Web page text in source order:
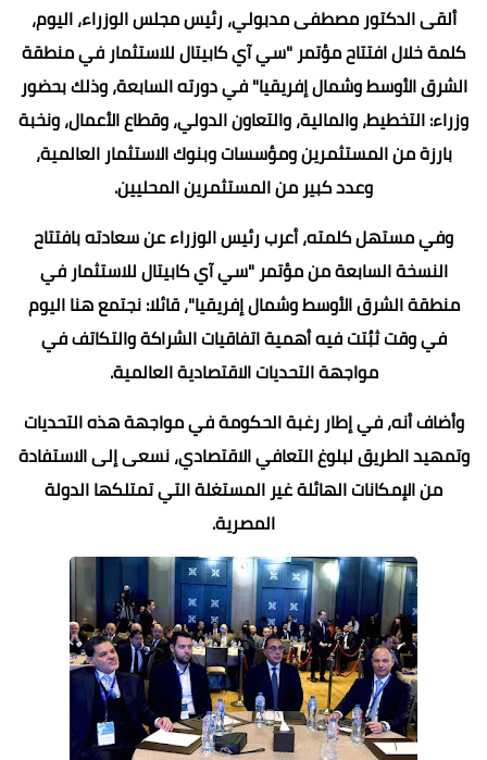
ألقى الدكتور مصطفى مدبولي، رئيس مجلس الوزراء، اليوم،
كلمة خلال افتتاح مؤتمر "سي آي كابيتال للاستثمار في منطقة
الشرق الأوسط وشمال إفريقيا" في دورته السابعة، وذلك بحضور
وزراء: التخطيط، والمالية، والتعاون الدولي، وقطاع الأعمال، ونخبة
بارزة من المستثمرين ومؤسسات وبنوك الاستثمار العالمية،
وعدد كبير من المستثمرين المحليين.
وفي مستهل كلمته، أعرب رئيس الوزراء عن سعادته بافتتاح
النسخة السابعة من مؤتمر "سي آي كابيتال للاستثمار في
منطقة الشرق الأوسط وشمال إفريقيا"، قائلا: نجتمع هنا اليوم
في وقت ثبُتت فيه أهمية اتفاقيات الشراكة والتكاتف في
مواجهة التحديات الاقتصادية العالمية.
وأضاف أنه، في إطار رغبة الحكومة في مواجهة هذه التحديات
وتمهيد الطريق لبلوغ التعافي الاقتصادي، نسعى إلى الاستفادة
من الإمكانات الهائلة غير المستغلة التي تمتلكها الدولة
المصرية.